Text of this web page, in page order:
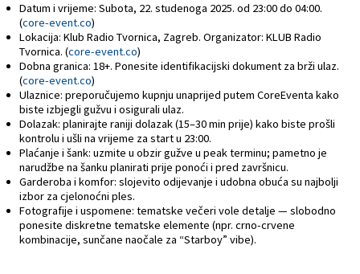
Datum i vrijeme: Subota, 22. studenoga 2025. od 23:00 do 04:00.
(core-event.co)
Lokacija: Klub Radio Tvornica, Zagreb. Organizator: KLUB Radio
Tvornica. (core-event.co)
Dobna granica: 18+. Ponesite identifikacijski dokument za brži ulaz.
(core-event.co)
Ulaznice: preporučujemo kupnju unaprijed putem CoreEventa kako
biste izbjegli gužvu i osigurali ulaz.
Dolazak: planirajte raniji dolazak (15–30 min prije) kako biste prošli
kontrolu i ušli na vrijeme za start u 23:00.
Plaćanje i šank: uzmite u obzir gužve u peak terminu; pametno je
narudžbe na šanku planirati prije ponoći i pred završnicu.
Garderoba i komfor: slojevito odijevanje i udobna obuća su najbolji
izbor za cjelonoćni ples.
Fotografije i uspomene: tematske večeri vole detalje — slobodno
ponesite diskretne tematske elemente (npr. crno-crvene
kombinacije, sunčane naočale za “Starboy” vibe).